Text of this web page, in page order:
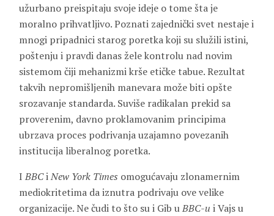
užurbano preispitaju svoje ideje o tome šta je
moralno prihvatljivo. Poznati zajednički svet nestaje i
mnogi pripadnici starog poretka koji su služili istini,
poštenju i pravdi danas žele kontrolu nad novim
sistemom čiji mehanizmi krše etičke tabue. Rezultat
takvih nepromišljenih manevara može biti opšte
srozavanje standarda. Suviše radikalan prekid sa
proverenim, davno proklamovanim principima
ubrzava proces podrivanja uzajamno povezanih
institucija liberalnog poretka.
I BBCiNew York Times omogućavaju zlonamernim
mediokritetima da iznutra podrivaju ove velike
organizacije. Ne čudi to što su i Gib uBBC-u i Vajs u